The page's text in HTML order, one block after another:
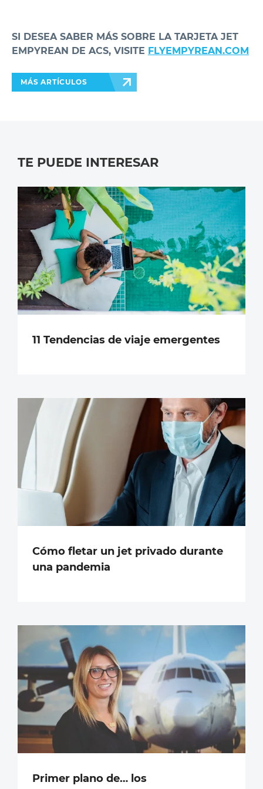
SI DESEA SABER MÁS SOBRE LA TARJETA JET
EMPYREAN DE ACS, VISITE FLYEMPYREAN.COM
MÁS ARTÍCULOS
TE PUEDE INTERESAR
11 Tendencias de viaje emergentes
Cómo fletar un jet privado durante
una pandemia
Primer plano de… los